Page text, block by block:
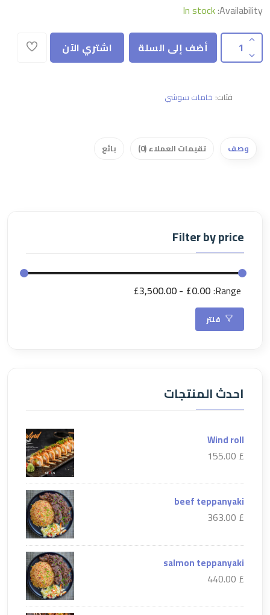
Availability:
In stock
أضف إلى السلة اشتري الآن
فئات: خامات سوشي
وصف تقيمات العملاء (0) بائع
Filter by price
Range:
£0.00
£3,500.00
فلتر
احدث المنتجات
Wind roll
£ 155.00
beef teppanyaki
£ 363.00
salmon teppanyaki
£ 440.00